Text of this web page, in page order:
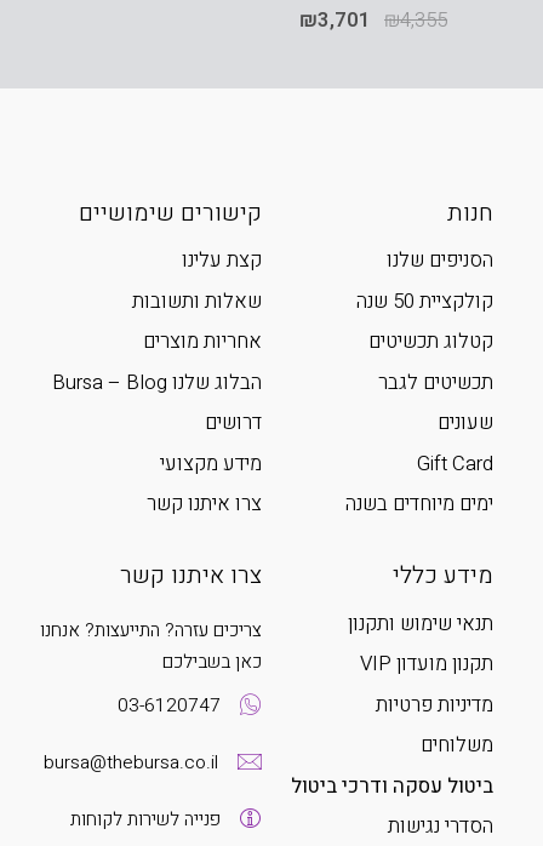
₪4,355
₪3,701
חנות
הסניפים שלנו
קולקציית 50 שנה
קטלוג תכשיטים
תכשיטים לגבר
שעונים
Gift Card
ימים מיוחדים בשנה
קישורים שימושיים
קצת עלינו
שאלות ותשובות
אחריות מוצרים
הבלוג שלנו Bursa – Blog
דרושים
מידע מקצועי
צרו איתנו קשר
מידע כללי
תנאי שימוש ותקנון
תקנון מועדון VIP
מדיניות פרטיות
משלוחים
ביטול עסקה ודרכי ביטול
הסדרי נגישות
צרו איתנו קשר
צריכים עזרה? התייעצות? אנחנו
כאן בשבילכם
03-6120747
bursa@thebursa.co.il
פנייה לשירות לקוחות